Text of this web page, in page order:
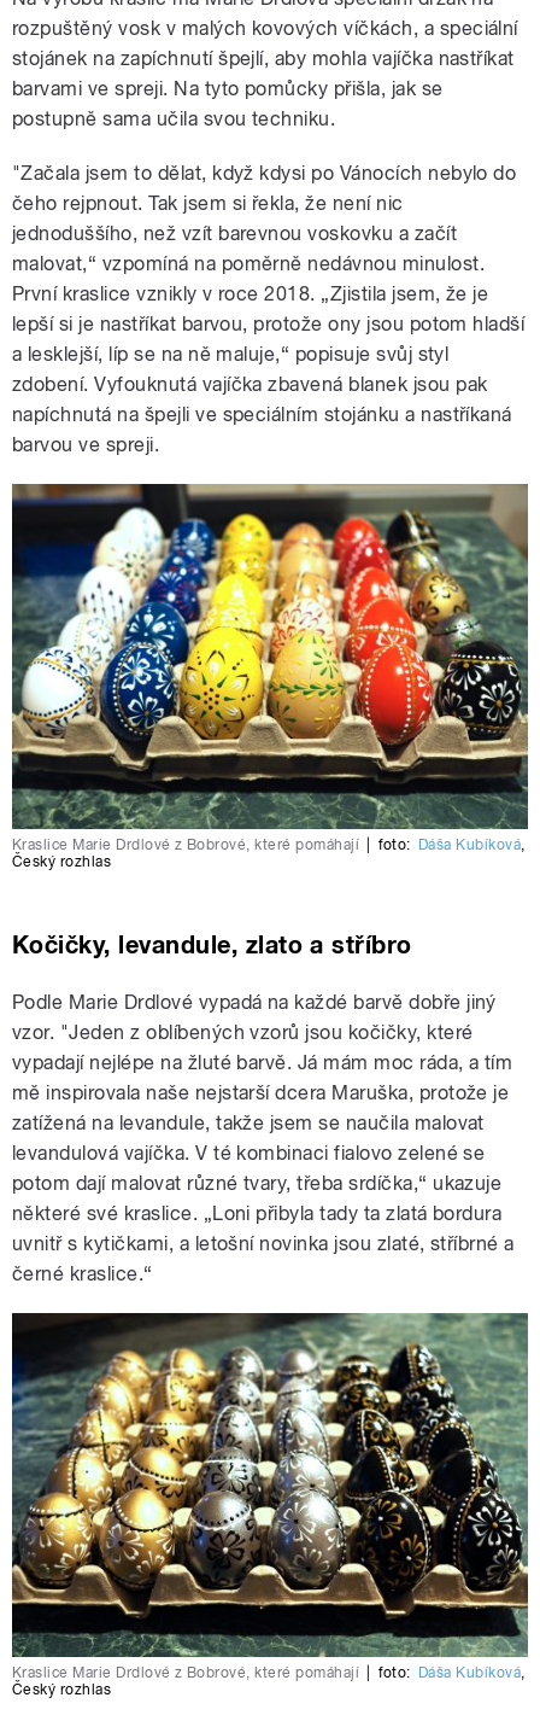
rozpuštěný vosk v malých kovových víčkách, a speciální
stojánek na zapíchnutí špejlí, aby mohla vajíčka nastříkat
barvami ve spreji. Na tyto pomůcky přišla, jak se
postupně sama učila svou techniku.
"Začala jsem to dělat, když kdysi po Vánocích nebylo do
čeho rejpnout. Tak jsem si řekla, že není nic
jednoduššího, než vzít barevnou voskovku a začít
malovat,“ vzpomíná na poměrně nedávnou minulost.
První kraslice vznikly v roce 2018. „Zjistila jsem, že je
lepší si je nastříkat barvou, protože ony jsou potom hladší
a lesklejší, líp se na ně maluje,“ popisuje svůj styl
zdobení. Vyfouknutá vajíčka zbavená blanek jsou pak
napíchnutá na špejli ve speciálním stojánku a nastříkaná
barvou ve spreji.
Kraslice Marie Drdlové z Bobrové, které pomáhají foto: Dáša Kubíková
Český rozhlas
Kočičky, levandule, zlato a stříbro
Podle Marie Drdlové vypadá na každé barvě dobře jiný
vzor. "Jeden z oblíbených vzorů jsou kočičky, které
vypadají nejlépe na žluté barvě. Já mám moc ráda, a tím
mě inspirovala naše nejstarší dcera Maruška, protože je
zatížená na levandule, takže jsem se naučila malovat
levandulová vajíčka. V té kombinaci fialovo zelené se
potom dají malovat různé tvary, třeba srdíčka,“ ukazuje
některé své kraslice. „Loni přibyla tady ta zlatá bordura
uvnitř s kytičkami, a letošní novinka jsou zlaté, stříbrné a
černé kraslice.“
Kraslice Marie Drdlové z Bobrové, které pomáhají foto: Dáša Kubíková,
Český rozhlas